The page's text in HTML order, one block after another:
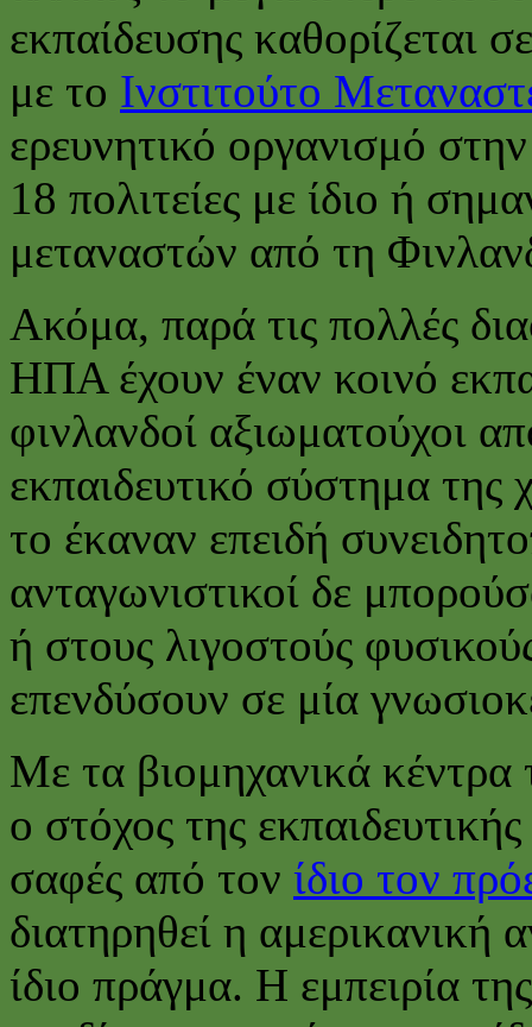
εκπαίδευσης καθορίζεται
με το Ινστιτούτο
ερευνητικό οργανισμό
18 πολιτείες με ίδιο ή
μεταναστών από τη
Ακόμα, παρά τις πολλές
ΗΠΑ έχουν έναν κοινό
φινλανδοί αξιωματούχοι
εκπαιδευτικό σύστημα της
το έκαναν επειδή
ανταγωνιστικοί δε
ή στους λιγοστούς
επενδύσουν σε μία
Με τα βιομηχανικά
ο στόχος της
σαφές από τον ίδιο τον
διατηρηθεί η αμερικανική
ίδιο πράγμα. Η εμπειρία